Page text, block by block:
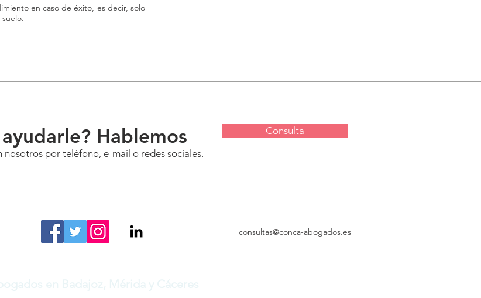
en caso de éxito, es decir, solo
Hablemos
por teléfono, e-mail o redes sociales.
Consulta
consultas@conca-abogados.es